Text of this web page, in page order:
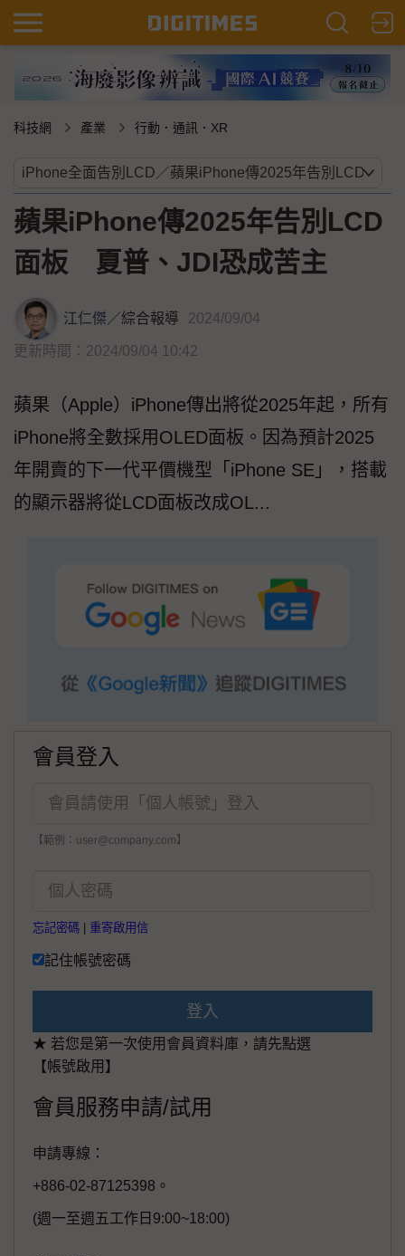
科技網 產業 行動．通訊．XR
蘋果iPhone傳2025年告別LCD
面板 夏普、JDI恐成苦主
江仁傑／綜合報導 2024/09/04
更新時間：2024/09/04 10:42
蘋果（Apple）iPhone傳出將從2025年起，所有
iPhone將全數採用OLED面板。因為預計2025
年開賣的下一代平價機型「iPhone SE」，搭載
的顯示器將從LCD面板改成OL...
會員登入
【範例：user@company.com】
忘記密碼 重寄啟用信
記住帳號密碼
登入
★ 若您是第一次使用會員資料庫，請先點選
【帳號啟用】
會員服務申請/試用
申請專線：
+886-02-87125398。
(週一至週五工作日9:00~18:00)